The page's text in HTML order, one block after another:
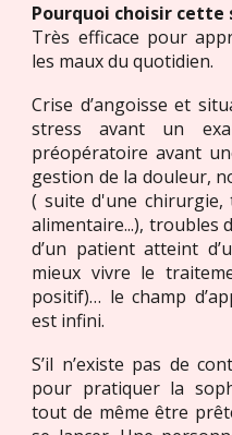
Pourquoi choisir cette
Très efficace pour
les maux du quotidien.
Crise d’angoisse et
stress avant un
préopératoire avant
gestion de la douleur,
( suite d'une
alimentaire...), troubles
d’un patient atteint
mieux vivre le
positif)… le champ
est infini.
S’il n’existe pas de
pour pratiquer la
tout de même être